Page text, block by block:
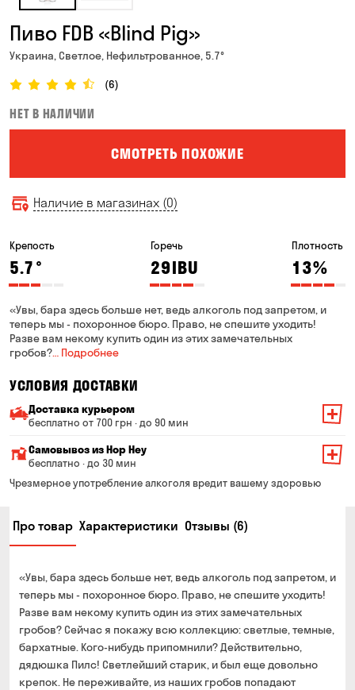
Пиво FDB «Blind Pig»
Украина, Светлое, Нефильтрованное, 5.7°
(6)
НЕТ В НАЛИЧИИ
СМОТРЕТЬ ПОХОЖИЕ
Наличие в магазинах (0)
Крепость
5.7°
Горечь
29IBU
Плотность
13%
«Увы, бара здесь больше нет, ведь алкоголь под запретом, и
теперь мы - похоронное бюро. Право, не спешите уходить!
Разве вам некому купить один из этих замечательных
гробов?… Подробнее
УСЛОВИЯ ДОСТАВКИ
Доставка курьером
бесплатно от 700 грн · до 90 мин
Минимальная сумма всего заказа — 200 грн
Стоимость доставки зависит от суммы всего заказа:
От 200 до 299 грн 139 грн
От 400 до 699 грн
От 700 грн
Срок доставки — до 90 минут
*на время доставки могут влиять воздушные тревоги
Оплата:
наличными курьеру
банковской картой на сайте
Самовывоз из Hop Hey
бесплатно · до 30 мин
Минимальная сумма всего заказа — 250 грн
Можете без очереди забрать из магазина в удобное
для Вас время
наличными в магазине
банковской картой на сайте и в магазине
Чрезмерное употребление алкоголя вредит вашему здоровью
Про товар Характеристики Отзывы (6)
«Увы, бара здесь больше нет, ведь алкоголь под запретом, и
теперь мы - похоронное бюро. Право, не спешите уходить!
Разве вам некому купить один из этих замечательных
гробов? Сейчас я покажу всю коллекцию: светлые, темные,
бархатные. Кого-нибудь припомнили? Действительно,
дядюшка Пилс! Светлейший старик, и был еще довольно
крепок. Не переживайте, из наших гробов попадают